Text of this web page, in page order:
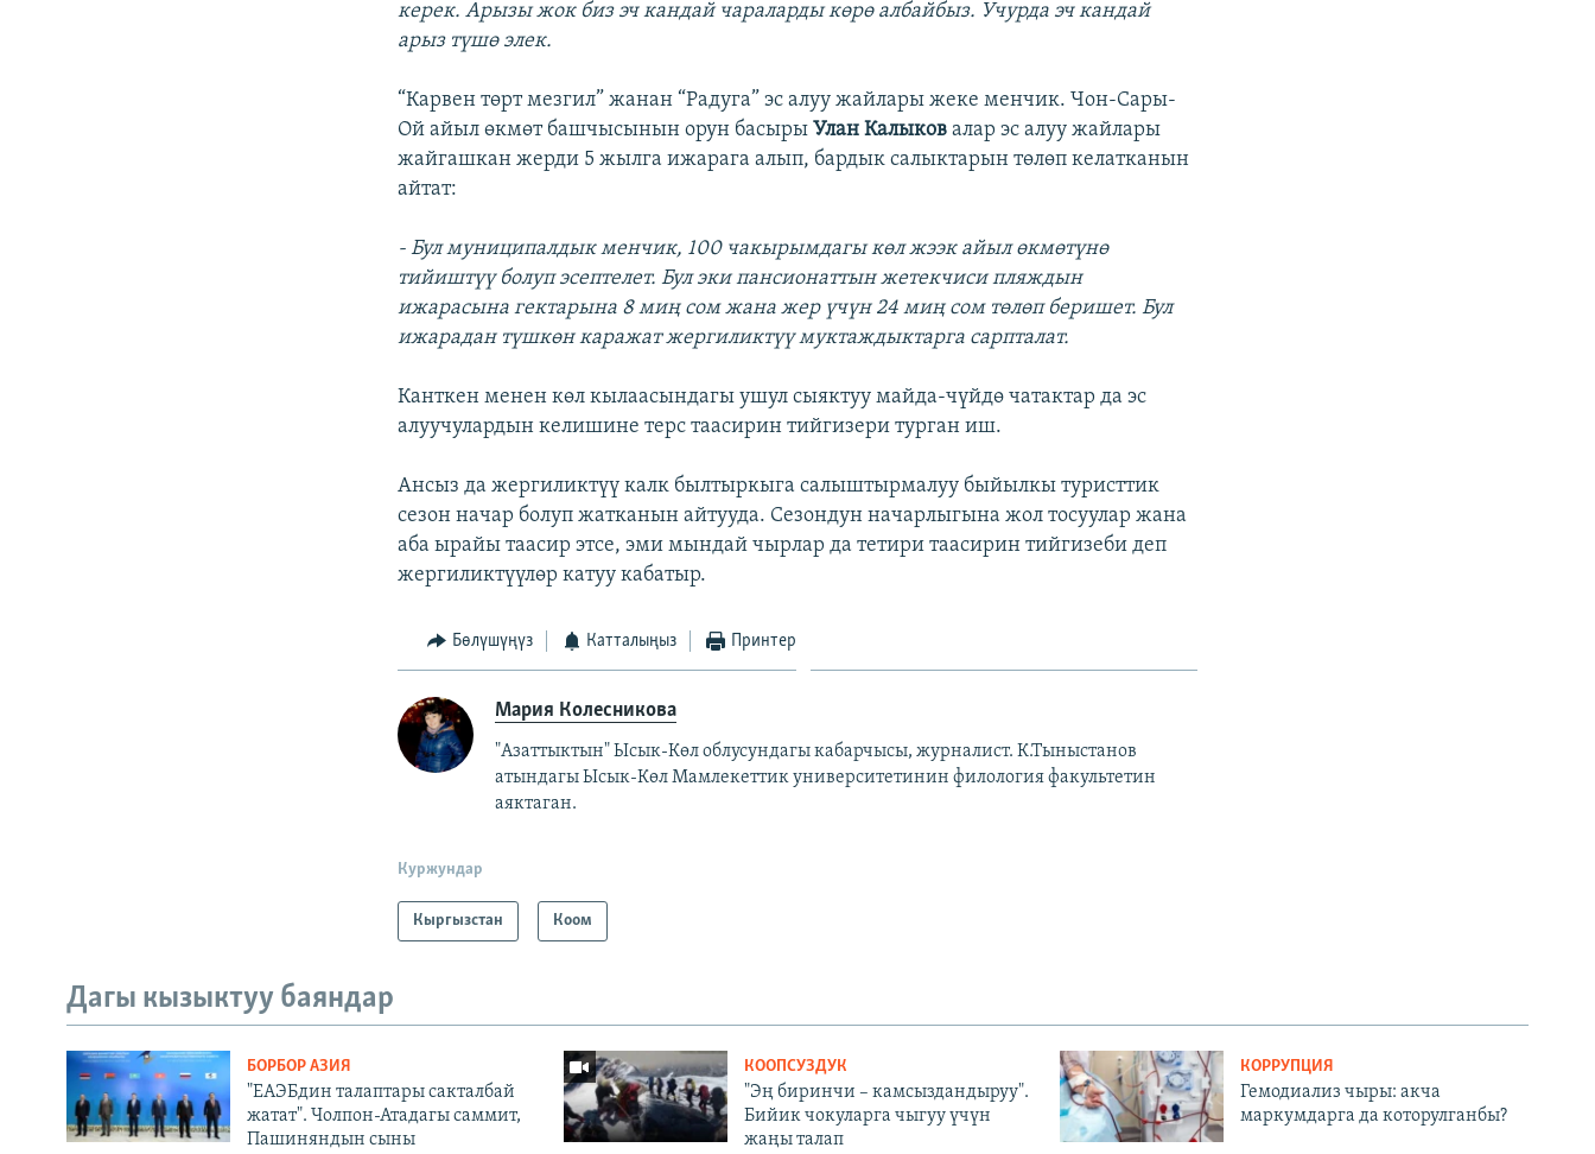
керек. Арызы жок биз эч кандай чараларды көрө албайбыз. Учурда эч кандай
арыз түшө элек.
“Карвен төрт мезгил” жанан “Радуга” эс алуу жайлары жеке менчик. Чон-Сары-
Ой айыл өкмөт башчысынын орун басырыУлан Калыков алар эс алуу жайлары
жайгашкан жерди 5 жылга ижарага алып, бардык салыктарын төлөп келатканын
айтат:
- Бул муниципалдык менчик, 100 чакырымдагы көл жээк айыл өкмөтүнө
тийиштүү болуп эсептелет. Бул эки пансионаттын жетекчиси пляждын
ижарасына гектарына 8 миң сом жана жер үчүн 24 миң сом төлөп беришет. Бул
ижарадан түшкөн каражат жергиликтүү муктаждыктарга сарпталат.
Канткен менен көл кылаасындагы ушул сыяктуу майда-чүйдө чатактар да эс
алуучулардын келишине терс таасирин тийгизери турган иш.
Ансыз да жергиликтүү калк былтыркыга салыштырмалуу быйылкы туристтик
сезон начар болуп жатканын айтууда. Сезондун начарлыгына жол тосуулар жана
аба ырайы таасир этсе, эми мындай чырлар да тетири таасирин тийгизеби деп
жергиликтүүлөр катуу кабатыр.
Бөлүшүңүз Катталыңыз Принтер
Мария Колесникова
"Азаттыктын" Ысык-Көл облусундагы кабарчысы, журналист. К.Тыныстанов
атындагы Ысык-Көл Мамлекеттик университетинин филология факультетин
аяктаган.
Куржундар
Кыргызстан Коом
Дагы кызыктуу баяндар
БОРБОР АЗИЯ
"ЕАЭБдин талаптары сакталбай
жатат". Чолпон-Атадагы саммит,
Пашиняндын сыны
КООПСУЗДУК
"Эң биринчи – камсыздандыруу".
Бийик чокуларга чыгуу үчүн
жаңы талап
КОРРУПЦИЯ
Гемодиализ чыры: акча
маркумдарга да которулганбы?